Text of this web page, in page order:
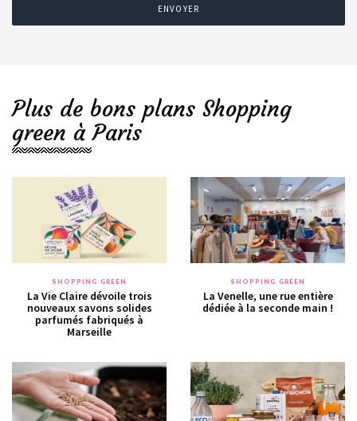
ENVOYER
Plus de bons plans Shopping
green à Paris
SHOPPING GREEN
La Vie Claire dévoile trois
nouveaux savons solides
parfumés fabriqués à
Marseille
SHOPPING GREEN
La Venelle, une rue entière
dédiée à la seconde main !